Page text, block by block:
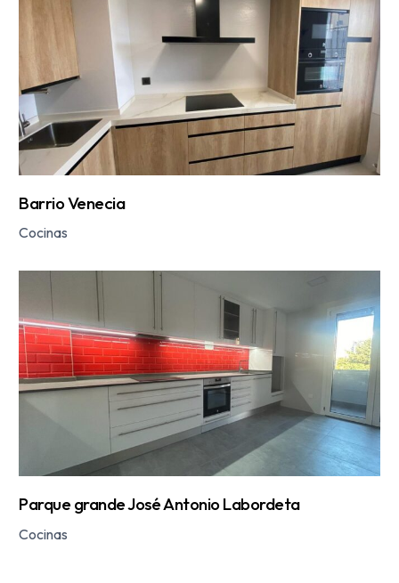
Barrio Venecia
Cocinas
Parque grande José Antonio Labordeta
Cocinas